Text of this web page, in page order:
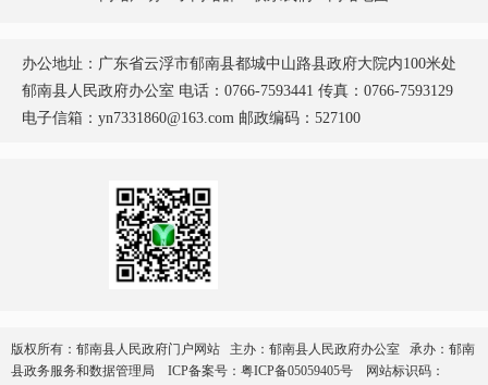
办公地址：广东省云浮市郁南县都城中山路县政府大院内100米处
郁南县人民政府办公室 电话：0766-7593441 传真：0766-7593129
电子信箱：yn7331860@163.com 邮政编码：527100
版权所有：郁南县人民政府门户网站 主办：郁南县人民政府办公室 承办：郁南
县政务服务和数据管理局 ICP备案号： 粤ICP备05059405号 网站标识码：